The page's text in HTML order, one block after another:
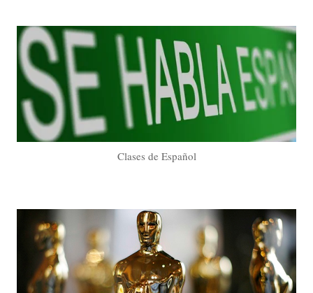
Clases de Español